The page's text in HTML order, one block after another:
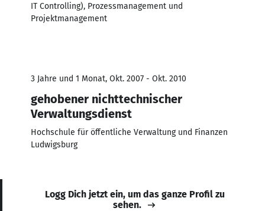
IT Controlling), Prozessmanagement und
Projektmanagement
3 Jahre und 1 Monat, Okt. 2007 - Okt. 2010
gehobener nichttechnischer
Verwaltungsdienst
Hochschule für öffentliche Verwaltung und Finanzen
Ludwigsburg
Logg Dich jetzt ein, um das ganze Profil zu
sehen.